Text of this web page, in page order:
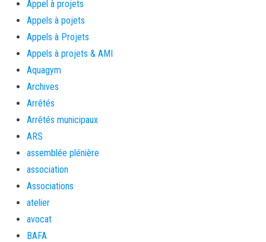
Appel à projets
Appels à pojets
Appels à Projets
Appels à projets & AMI
Aquagym
Archives
Arrêtés
Arrêtés municipaux
ARS
assemblée plénière
association
Associations
atelier
avocat
BAFA